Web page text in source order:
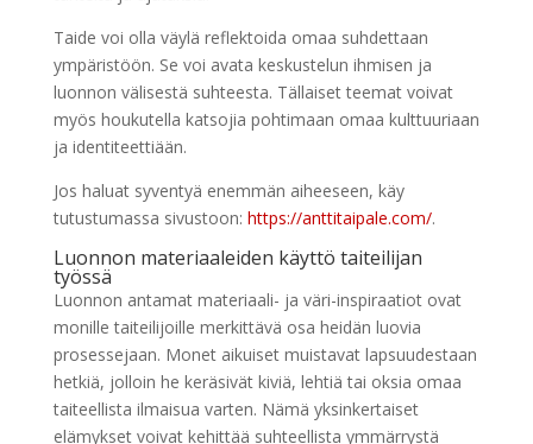
Taide voi olla väylä reflektoida omaa suhdettaan
ympäristöön. Se voi avata keskustelun ihmisen ja
luonnon välisestä suhteesta. Tällaiset teemat voivat
myös houkutella katsojia pohtimaan omaa kulttuuriaan
ja identiteettiään.
Jos haluat syventyä enemmän aiheeseen, käy
tutustumassa sivustoon: https://anttitaipale.com/.
Luonnon materiaaleiden käyttö taiteilijan
työssä
Luonnon antamat materiaali- ja väri-inspiraatiot ovat
monille taiteilijoille merkittävä osa heidän luovia
prosessejaan. Monet aikuiset muistavat lapsuudestaan
hetkiä, jolloin he keräsivät kiviä, lehtiä tai oksia omaa
taiteellista ilmaisua varten. Nämä yksinkertaiset
elämykset voivat kehittää suhteellista ymmärrystä